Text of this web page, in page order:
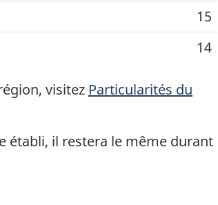
15
14
visitez Particularités du
établi, il restera le même durant